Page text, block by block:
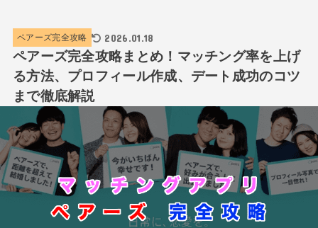
ペアーズ完全攻略 2026.01.18
ペアーズ完全攻略まとめ！マッチング率を上げ
る方法、プロフィール作成、デート成功のコツ
まで徹底解説